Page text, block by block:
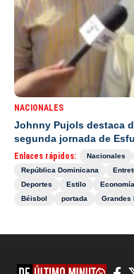
NACIONALES
Johnny Pujols destaca
segunda jornada de
Enlaces rápidos: Nacionales
República Dominicana
Deportes
Estilo Economía
Béisbol
portada Grandes